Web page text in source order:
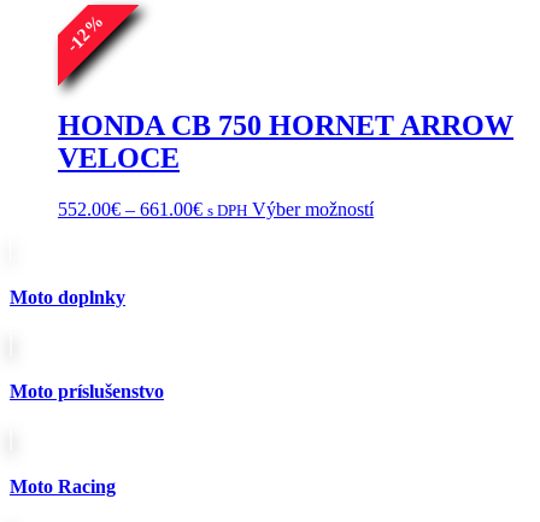
-
12
%
HONDA CB 750 HORNET ARROW
VELOCE
552.00€ – 661.00€Price
s DPH Výber možnostíTento
Moto doplnky
Moto príslušenstvo
Moto Racing